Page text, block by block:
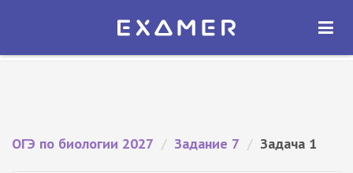
Экзамер — ЕГЭ 2027
ОТКРЫТЬ
ОГЭ по биологии 2027 / Задание 7 / Задача 1